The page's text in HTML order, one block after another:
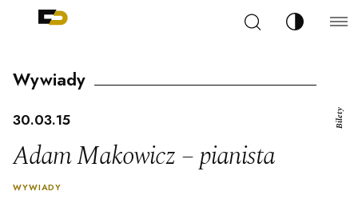
Szukaj Zmień
Wywiady
30.03.15
Adam Makowicz – pianista
WYWIADY
Bilety